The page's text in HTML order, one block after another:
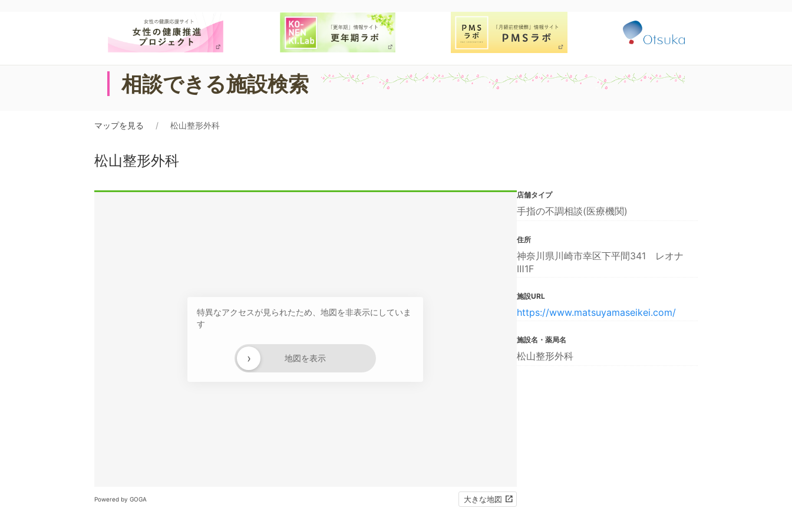
相談できる施設検索
マップを見る 松山整形外科
松山整形外科
特異なアクセスが見られたため、地図を非表示にしていま
す
地図を表示
›
Powered by GOGA 大きな地図
店舗タイプ
手指の不調相談(医療機関)
住所
神奈川県川崎市幸区下平間341 レオナ
Ⅲ1F
施設URL
https://www.matsuyamaseikei.com/
施設名・薬局名
松山整形外科